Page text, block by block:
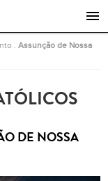
.Assunção de Nossa
DE NOSSA